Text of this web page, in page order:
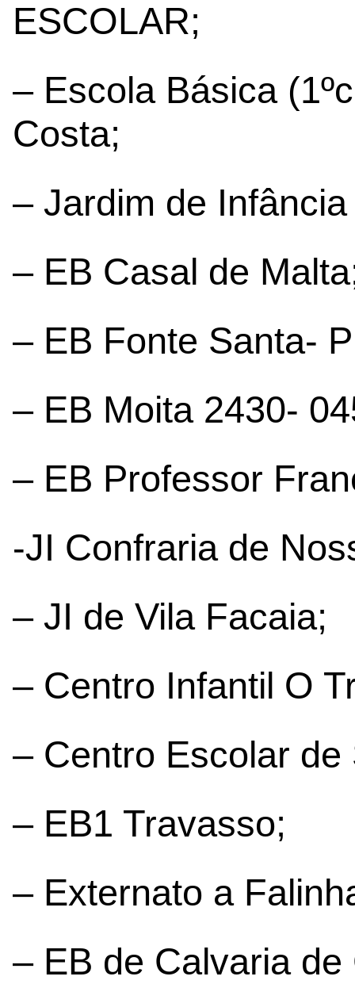
ESCOLAR;
– Escola Básica
Costa;
– Jardim de
– EB Casal de
– EB Fonte Santa-
– EB Moita 2430-
– EB Professor
-JI Confraria de
– JI de Vila Facaia;
– Centro Infantil O
– Centro Escolar
– EB1 Travasso;
– Externato a
– EB de Calvaria de